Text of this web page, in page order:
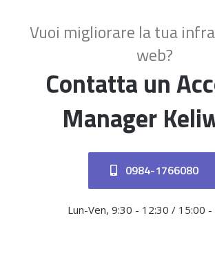
Vuoi migliorare la tua
web?
Contatta un
Manager
0984-1766080
Lun-Ven, 9:30 - 12:30 / 15:00 -